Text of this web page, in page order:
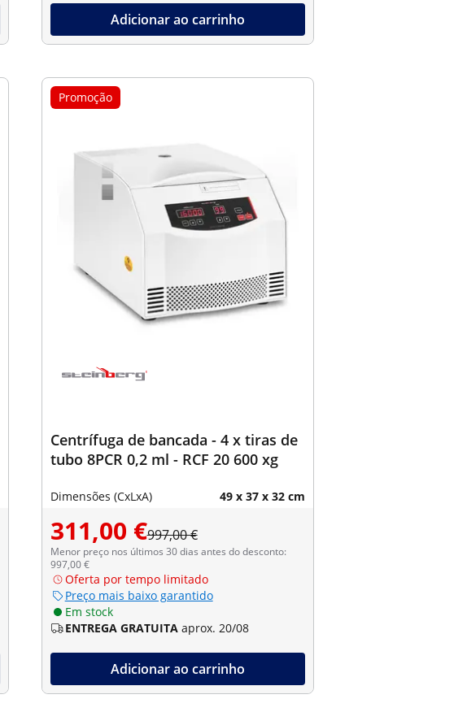
Adicionar ao carrinho
Promoção
Centrífuga de bancada - 4 x tiras de
tubo 8PCR 0,2 ml - RCF 20 600 xg
Dimensões (CxLxA) 49 x 37 x 32 cm
311,00 €997,00 €
Menor preço nos últimos 30 dias antes do desconto:
997,00 €
Oferta por tempo limitado
Preço mais baixo garantido
Em stock
ENTREGA GRATUITA aprox. 20/08
Adicionar ao carrinho